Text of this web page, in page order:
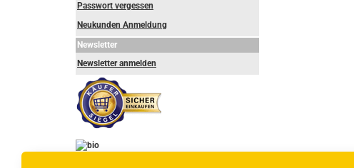
Passwort vergessen
Neukunden Anmeldung
Newsletter
Newsletter anmelden